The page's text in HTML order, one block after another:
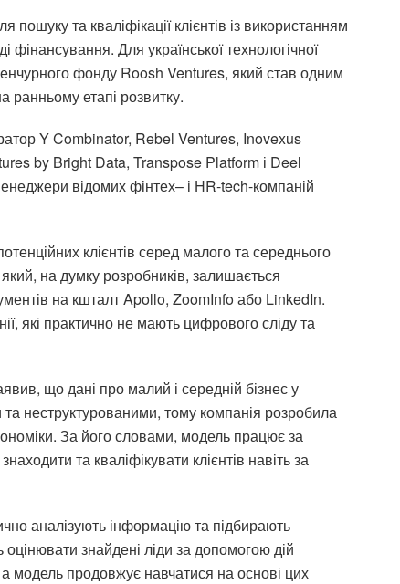
та кваліфікації клієнтів із використанням
Для української технологічної
фонду Roosh Ventures, який став одним
ранньому етапі розвитку.
Y Combinator, Rebel Ventures, Inovexus
by Bright Data, Transpose Platform і Deel
відомих фінтех– і HR-tech-компаній
клієнтів серед малого та середнього
на думку розробників, залишається
на кшталт Apollo, ZoomInfo або LinkedIn.
які практично не мають цифрового сліду та
що дані про малий і середній бізнес у
неструктурованими, тому компанія розробила
За його словами, модель працює за
та кваліфікувати клієнтів навіть за
аналізують інформацію та підбирають
оцінювати знайдені ліди за допомогою дій
модель продовжує навчатися на основі цих